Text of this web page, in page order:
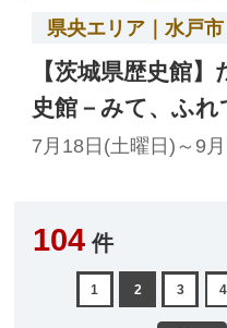
県央エリア｜水戸市
【茨城県歴史館
史館－みて、ふれ
7月18日(土曜日)～9
104 件
1 2 3 4